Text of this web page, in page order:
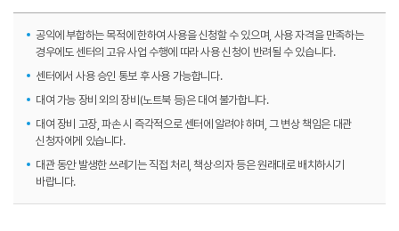
공익에 부합하는 목적에 한하여 사용을 신청할 수 있으며, 사용 자격을 만족하는
경우에도 센터의 고유 사업 수행에 따라 사용 신청이 반려될 수 있습니다.
센터에서 사용 승인 통보 후 사용 가능합니다.
대여 가능 장비 외의 장비(노트북 등)은 대여 불가합니다.
대여 장비 고장, 파손 시 즉각적으로 센터에 알려야 하며, 그 변상 책임은 대관
신청자에게 있습니다.
대관 동안 발생한 쓰레기는 직접 처리, 책상·의자 등은 원래대로 배치하시기
바랍니다.